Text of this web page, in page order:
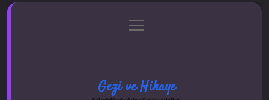
Gizlilik Politikası
menüyü
aç
Gezi ve Hikaye